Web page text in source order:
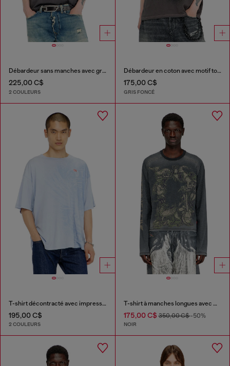
Débardeur sans manches avec graphismes embossés
225,00 C$
2 COULEURS
Débardeur en coton avec motif ton sur ton
175,00 C$
GRIS FONCÉ
T-shirt décontracté avec impressions pigmentaires
195,00 C$
2 COULEURS
T-shirt à manches longues avec motif graphique
175,00 C$350,00 C$-50%
NOIR